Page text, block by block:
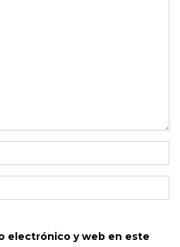
electrónico y web en este